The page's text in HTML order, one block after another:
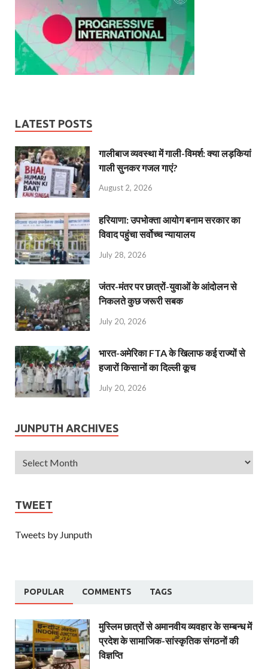
LATEST POSTS
गालीबाज व्‍यवस्‍था में गाली-विमर्श: क्या लड़कियां
गाली सुनकर गजल गाएं?
August 2, 2026
हरियाणा: उपभोक्ता आयोग बनाम सरकार का
विवाद पहुंचा सर्वोच्च न्यायालय
July 28, 2026
जंतर-मंतर पर छात्रों-युवाओं के आंदोलन से
निकलते कुछ जरूरी सबक
July 20, 2026
भारत-अमेरिका FTA के खिलाफ कई राज्यों से
हजारों किसानों का दिल्ली कूच
July 20, 2026
JUNPUTH ARCHIVES
TWEET
Tweets by Junputh
POPULAR COMMENTS TAGS
मुस्लिम छात्रों से अमानवीय व्यवहार के सम्बन्ध में
प्रदेश के सामाजिक-सांस्कृतिक संगठनों की
विज्ञप्ति